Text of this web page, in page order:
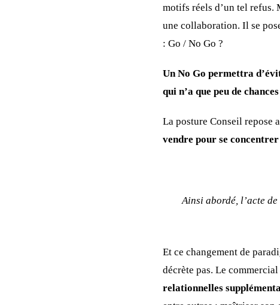
motifs réels d’un tel refus.
une collaboration. Il se
: Go / No Go ?
Un No Go permettra
qui n’a que peu de
La posture Conseil repose
vendre pour se
Ainsi abordé, l’acte
Et ce changement de
décrète pas. Le
relationnelles